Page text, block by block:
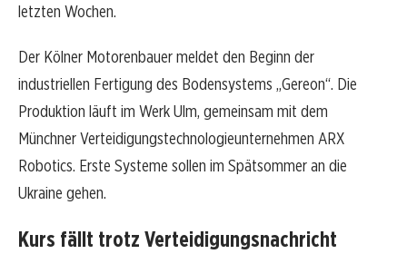
letzten Wochen.
Der Kölner Motorenbauer meldet den Beginn der
industriellen Fertigung des Bodensystems „Gereon“. Die
Produktion läuft im Werk Ulm, gemeinsam mit dem
Münchner Verteidigungstechnologieunternehmen ARX
Robotics. Erste Systeme sollen im Spätsommer an die
Ukraine gehen.
Kurs fällt trotz Verteidigungsnachricht